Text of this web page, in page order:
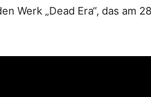
Werk „Dead Era“, das am